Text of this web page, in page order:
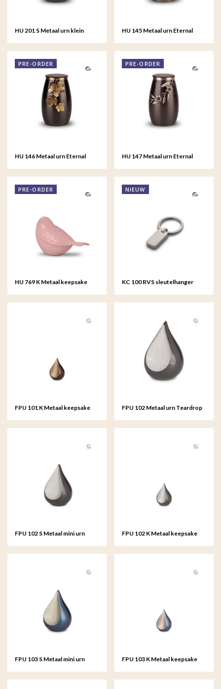
HU 201 S Metaal urn klein
HU 145 Metaal urn Eternal
PRE-ORDER
HU 146 Metaal urn Eternal
PRE-ORDER
HU 147 Metaal urn Eternal
PRE-ORDER
HU 769 K Metaal keepsake
NIEUW
KC 100 RVS sleutelhanger
FPU 101 K Metaal keepsake
FPU 102 Metaal urn Teardrop
FPU 102 S Metaal mini urn
FPU 102 K Metaal keepsake
FPU 103 S Metaal mini urn
FPU 103 K Metaal keepsake